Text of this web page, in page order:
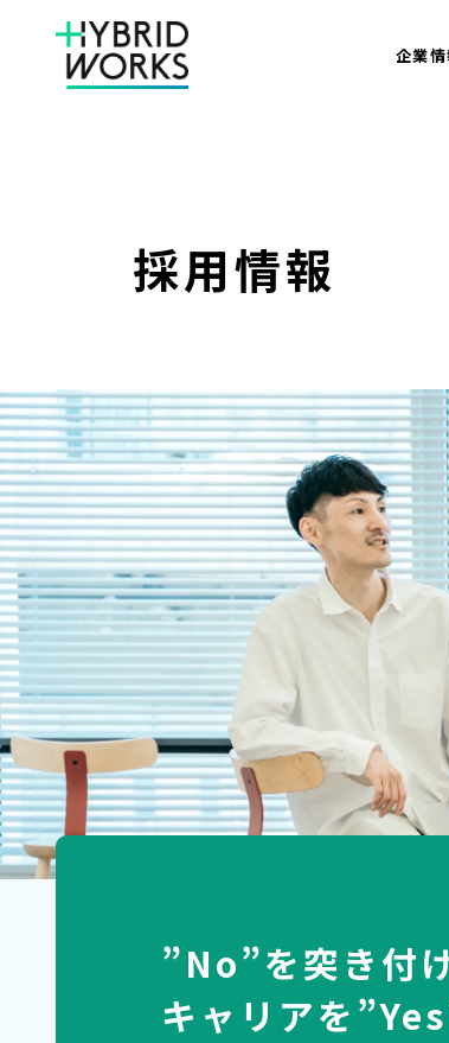
企業情
採用情報
”No”を突き付
キャリアを